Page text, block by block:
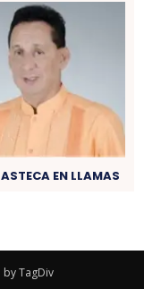
EN LLAMAS
TagDiv